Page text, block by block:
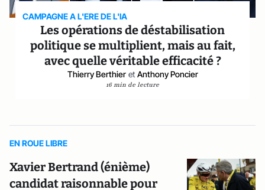
CAMPAGNE A L'ERE DE L'IA
Les opérations de déstabilisation
politique se multiplient, mais au fait,
avec quelle véritable efficacité ?
Thierry Berthier et Anthony Poncier
16 min de lecture
EN ROUE LIBRE
Xavier Bertrand (énième)
candidat raisonnable pour